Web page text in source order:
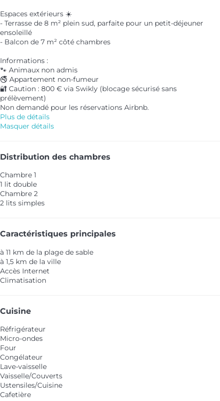
Espaces extérieurs ☀️
- Terrasse de 8 m² plein sud, parfaite pour un petit-déjeuner
ensoleillé
- Balcon de 7 m² côté chambres
Informations :
🐾 Animaux non admis
🚭 Appartement non-fumeur
🔐 Caution : 800 € via Swikly (blocage sécurisé sans
prélèvement)
Non demandé pour les réservations Airbnb.
Plus de détails
Masquer détails
Distribution des chambres
Chambre 1
1 lit double
Chambre 2
2 lits simples
Caractéristiques principales
à 11 km de la plage de sable
à 1,5 km de la ville
Accès Internet
Climatisation
Cuisine
Réfrigérateur
Micro-ondes
Four
Congélateur
Lave-vaisselle
Vaisselle/Couverts
Ustensiles/Cuisine
Cafetière